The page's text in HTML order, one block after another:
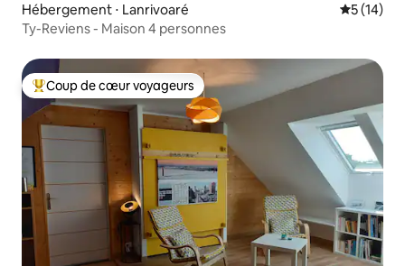
Hébergement ⋅ Lanrivoaré
5 (14)
Ty-Reviens - Maison 4 personnes
Coups de cœur voyageurs les plus appréciés
Coup de cœur voyageurs